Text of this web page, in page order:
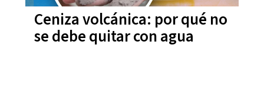
Ceniza volcánica: por qué no
se debe quitar con agua